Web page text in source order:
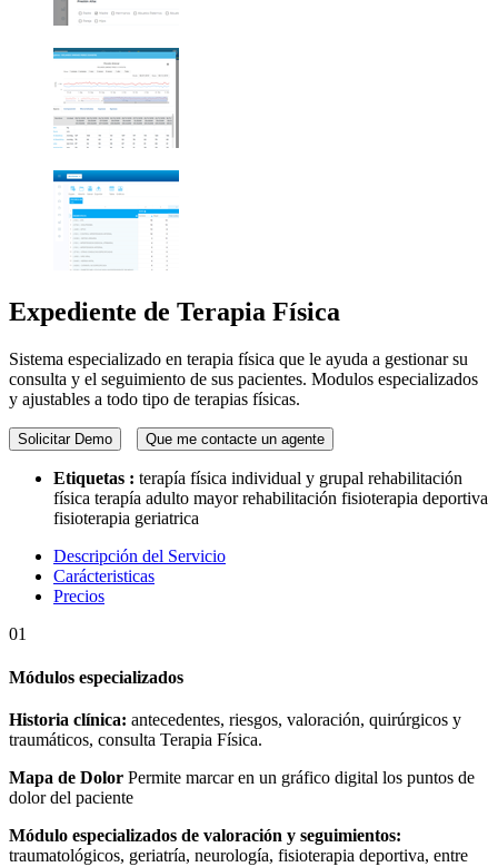
Expediente de Terapia Física
Sistema especializado en terapia física que le ayuda a gestionar su
consulta y el seguimiento de sus pacientes. Modulos especializados
y ajustables a todo tipo de terapias físicas.
Solicitar Demo Que me contacte un agente
Etiquetas : terapía física individual y grupal rehabilitación
física terapía adulto mayor rehabilitación fisioterapia deportiva
fisioterapia geriatrica
Descripción del Servicio
Carácteristicas
Precios
01
Módulos especializados
Historia clínica: antecedentes, riesgos, valoración, quirúrgicos y
traumáticos, consulta Terapia Física.
Mapa de Dolor Permite marcar en un gráfico digital los puntos de
dolor del paciente
Módulo especializados de valoración y seguimientos:
traumatológicos, geriatría, neurología, fisioterapia deportiva, entre